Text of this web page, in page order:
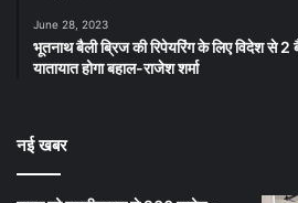
June 28, 2023
भूतनाथ बैली ब्रिज की रिपेयरिंग के लिए विदेश से
यातायात होगा बहाल-राजेश शर्मा
नई खबर